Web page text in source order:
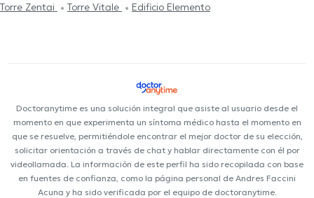
Torre Zentai
Torre Vitale Edificio Elemento
Doctoranytime es una solución integral que asiste al usuario desde el
momento en que experimenta un síntoma médico hasta el momento en
que se resuelve, permitiéndole encontrar el mejor doctor de su elección,
solicitar orientación a través de chat y hablar directamente con él por
videollamada. La información de este perfil ha sido recopilada con base
en fuentes de confianza, como la página personal de Andres Faccini
Acuna y ha sido verificada por el equipo de doctoranytime.